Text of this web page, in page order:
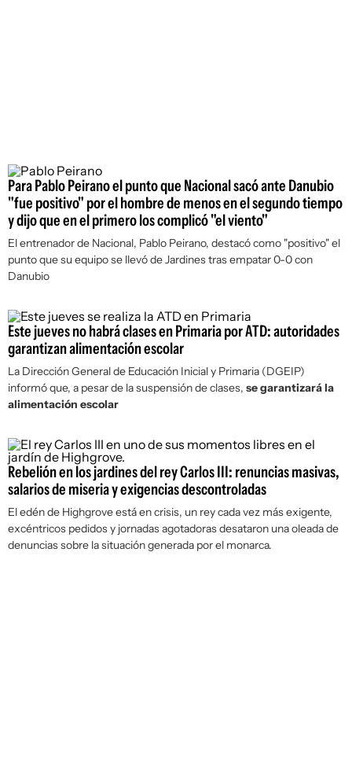
Para Pablo Peirano el punto que Nacional sacó ante Danubio
"fue positivo" por el hombre de menos en el segundo tiempo
y dijo que en el primero los complicó "el viento"
El entrenador de Nacional, Pablo Peirano, destacó como "positivo" el
punto que su equipo se llevó de Jardines tras empatar 0-0 con
Danubio
Este jueves no habrá clases en Primaria por ATD: autoridades
garantizan alimentación escolar
La Dirección General de Educación Inicial y Primaria (DGEIP)
informó que, a pesar de la suspensión de clases, se garantizará la
alimentación escolar
Rebelión en los jardines del rey Carlos III: renuncias masivas,
salarios de miseria y exigencias descontroladas
El edén de Highgrove está en crisis, un rey cada vez más exigente,
excéntricos pedidos y jornadas agotadoras desataron una oleada de
denuncias sobre la situación generada por el monarca.